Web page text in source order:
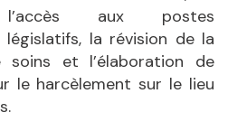
aux postes
législatifs, la révision de la
et l’élaboration de
le harcèlement sur le lieu